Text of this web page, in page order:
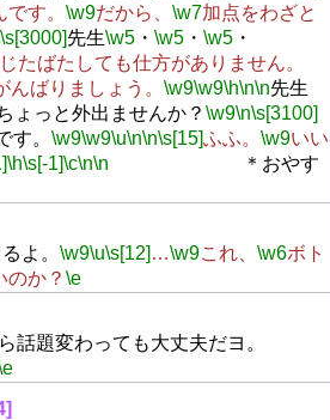
す。 \w9だから、 \w7加点をわざと
\s[3000]先生\w5・ \w5・ \w5・
たばたしても仕方がありません。
んばりましょう。 \w9\w9\h\n\n先生
ょっと外出ませんか？ \w9\n\s[3100]
す。 \w9\w9\u\n\n\s[15]ふふ。 \w9いい
\h\s[-1]\c\n\n ＊おやす
よ。 \w9\u\s[12] …\w9これ、 \w6ボト
のか？ \e
話題変わっても大丈夫だヨ。